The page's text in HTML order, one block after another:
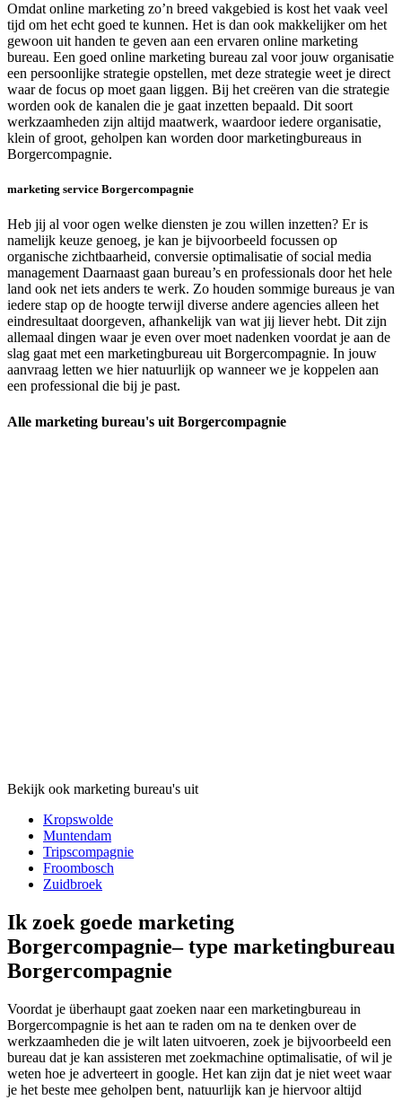
Omdat online marketing zo’n breed vakgebied is kost het vaak veel
tijd om het echt goed te kunnen. Het is dan ook makkelijker om het
gewoon uit handen te geven aan een ervaren online marketing
bureau. Een goed online marketing bureau zal voor jouw organisatie
een persoonlijke strategie opstellen, met deze strategie weet je direct
waar de focus op moet gaan liggen. Bij het creëren van die strategie
worden ook de kanalen die je gaat inzetten bepaald. Dit soort
werkzaamheden zijn altijd maatwerk, waardoor iedere organisatie,
klein of groot, geholpen kan worden door marketingbureaus in
Borgercompagnie.
marketing service Borgercompagnie
Heb jij al voor ogen welke diensten je zou willen inzetten? Er is
namelijk keuze genoeg, je kan je bijvoorbeeld focussen op
organische zichtbaarheid, conversie optimalisatie of social media
management Daarnaast gaan bureau’s en professionals door het hele
land ook net iets anders te werk. Zo houden sommige bureaus je van
iedere stap op de hoogte terwijl diverse andere agencies alleen het
eindresultaat doorgeven, afhankelijk van wat jij liever hebt. Dit zijn
allemaal dingen waar je even over moet nadenken voordat je aan de
slag gaat met een marketingbureau uit Borgercompagnie. In jouw
aanvraag letten we hier natuurlijk op wanneer we je koppelen aan
een professional die bij je past.
Alle marketing bureau's uit Borgercompagnie
Bekijk ook marketing bureau's uit
Kropswolde
Muntendam
Tripscompagnie
Froombosch
Zuidbroek
Ik zoek goede marketing
Borgercompagnie– type marketingbureau
Borgercompagnie
Voordat je überhaupt gaat zoeken naar een marketingbureau in
Borgercompagnie is het aan te raden om na te denken over de
werkzaamheden die je wilt laten uitvoeren, zoek je bijvoorbeeld een
bureau dat je kan assisteren met zoekmachine optimalisatie, of wil je
weten hoe je adverteert in google. Het kan zijn dat je niet weet waar
je het beste mee geholpen bent, natuurlijk kan je hiervoor altijd